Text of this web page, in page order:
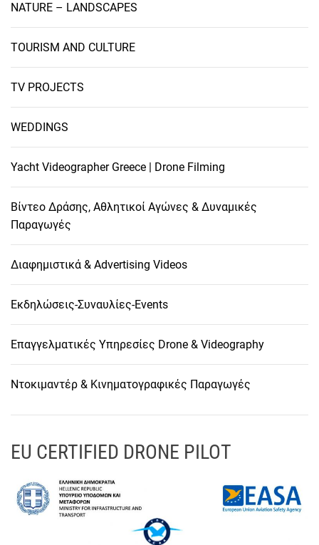
NATURE – LANDSCAPES
TOURISM AND CULTURE
TV PROJECTS
WEDDINGS
Yacht Videographer Greece | Drone Filming
Βίντεο Δράσης, Αθλητικοί Αγώνες & Δυναμικές
Παραγωγές
Διαφημιστικά & Advertising Videos
Εκδηλώσεις-Συναυλίες-Events
Επαγγελματικές Υπηρεσίες Drone & Videography
Ντοκιμαντέρ & Κινηματογραφικές Παραγωγές
EU CERTIFIED DRONE PILOT